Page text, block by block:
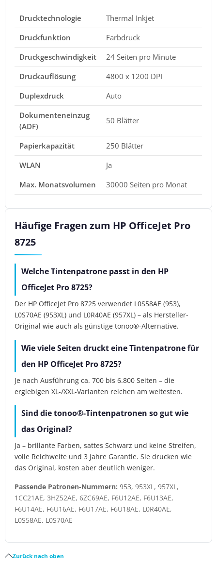
Drucktechnologie
Thermal Inkjet
Druckfunktion
Farbdruck
Druckgeschwindigkeit
24 Seiten pro Minute
Druckauflösung
4800 x 1200 DPI
Duplexdruck
Auto
Dokumenteneinzug
(ADF)
50 Blätter
Papierkapazität
250 Blätter
WLAN
Ja
Max. Monatsvolumen
30000 Seiten pro Monat
Häufige Fragen zum HP OfficeJet Pro
8725
Welche Tintenpatrone passt in den HP
OfficeJet Pro 8725?
Der HP OfficeJet Pro 8725 verwendet L0S58AE (953),
L0S70AE (953XL) und L0R40AE (957XL) – als Hersteller-
Original wie auch als günstige tonoo®-Alternative.
Wie viele Seiten druckt eine Tintenpatrone für
den HP OfficeJet Pro 8725?
Je nach Ausführung ca. 700 bis 6.800 Seiten – die
ergiebigen XL-/XXL-Varianten reichen am weitesten.
Sind die tonoo®-Tintenpatronen so gut wie
das Original?
Ja – brillante Farben, sattes Schwarz und keine Streifen,
volle Reichweite und 3 Jahre Garantie. Sie drucken wie
das Original, kosten aber deutlich weniger.
Passende Patronen-Nummern: 953, 953XL, 957XL,
1CC21AE, 3HZ52AE, 6ZC69AE, F6U12AE, F6U13AE,
F6U14AE, F6U16AE, F6U17AE, F6U18AE, L0R40AE,
L0S58AE, L0S70AE
Zurück nach oben